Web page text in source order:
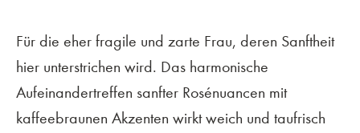
Für die eher fragile und zarte Frau, deren Sanftheit
hier unterstrichen wird. Das harmonische
Aufeinandertreffen sanfter Rosénuancen mit
kaffeebraunen Akzenten wirkt weich und taufrisch